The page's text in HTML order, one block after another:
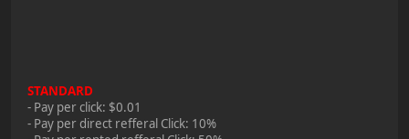
STANDARD
- Pay per click: $0.01
- Pay per direct refferal Click: 10%